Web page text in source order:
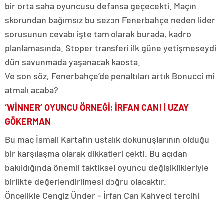
bir orta saha oyuncusu defansa geçecekti. Maçın
skorundan bağımsız bu sezon Fenerbahçe neden lider
sorusunun cevabı işte tam olarak burada, kadro
planlamasında. Stoper transferi ilk güne yetişmeseydi
dün savunmada yaşanacak kaosta.
Ve son söz, Fenerbahçe’de penaltıları artık Bonucci mi
atmalı acaba?
‘WİNNER’ OYUNCU ÖRNEĞİ; İRFAN CAN! | UZAY
GÖKERMAN
Bu maç İsmail Kartal’ın ustalık dokunuşlarının olduğu
bir karşılaşma olarak dikkatleri çekti. Bu açıdan
bakıldığında önemli taktiksel oyuncu değişiklikleriyle
birlikte değerlendirilmesi doğru olacaktır.
Öncelikle Cengiz Ünder – İrfan Can Kahveci tercihi